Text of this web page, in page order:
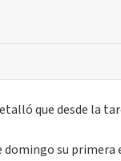
que desde la
domingo su primera